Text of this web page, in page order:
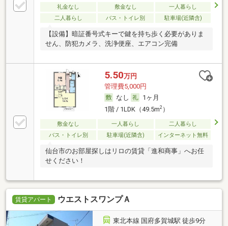
礼金なし 敷金なし
一人暮らし
二人暮らし
バス・トイレ別 駐車場(近隣含)
【設備】暗証番号式キーで鍵を持ち歩く必要がありま
せん、防犯カメラ、洗浄便座、エアコン完備
5.50万円
管理費5,000円
なし
1ヶ月
1階 / 1LDK（49.5m2）
敷金なし 一人暮らし
二人暮らし
バス・トイレ別
駐車場(近隣含) インターネット無料
仙台市のお部屋探しはリロの賃貸「進和商事」へお任
せください！
賃貸アパート ウエストスワンプＡ
東北本線 国府多賀城駅 徒歩9分